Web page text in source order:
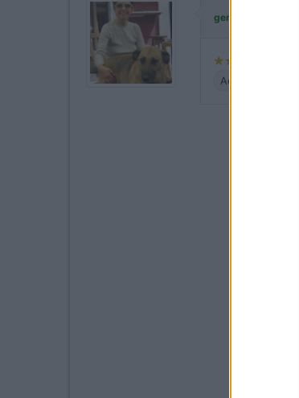
germana ha
Accessibilità